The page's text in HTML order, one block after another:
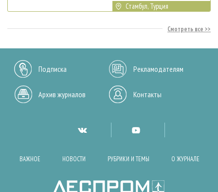
Стамбул, Турция
Смотреть все
Подписка Рекламодателям
Архив журналов Контакты
ВАЖНОЕ НОВОСТИ РУБРИКИ И ТЕМЫ О ЖУРНАЛЕ